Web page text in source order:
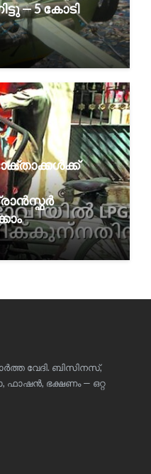
— 5 കോടി
വേദി. ബിസിനസ്,
ഫാഷൻ, ഭക്ഷണം — ഒറ്റ